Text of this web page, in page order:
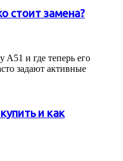
стоит замена?
A51 и где теперь его
задают активные
и как